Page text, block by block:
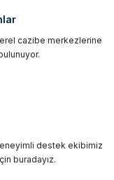
cazibe merkezlerine
destek ekibimiz
buradayız.